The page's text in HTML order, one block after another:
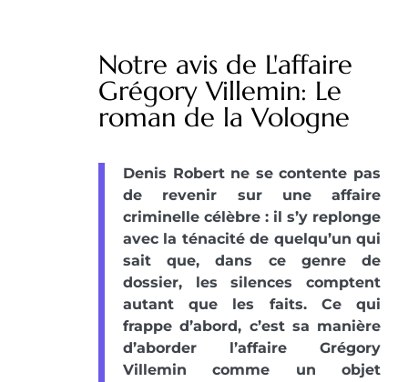
Notre avis de L'affaire
Grégory Villemin: Le
roman de la Vologne
Denis Robert ne se contente pas
de revenir sur une affaire
criminelle célèbre : il s’y replonge
avec la ténacité de quelqu’un qui
sait que, dans ce genre de
dossier, les silences comptent
autant que les faits. Ce qui
frappe d’abord, c’est sa manière
d’aborder l’affaire Grégory
Villemin comme un objet